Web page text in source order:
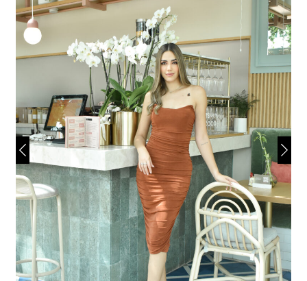
OTROS
MENÚ
HIJO
ACCESORIOS